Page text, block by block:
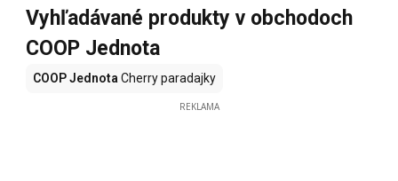
Vyhľadávané produkty v obchodoch
COOP Jednota
COOP Jednota Cherry paradajky
REKLAMA